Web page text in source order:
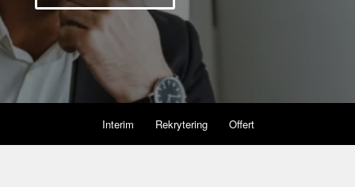
Interim Rekrytering Offert